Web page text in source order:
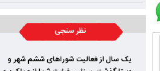
نظر سنجی
یک سال از فعالیت شوراهای ششم شهر و